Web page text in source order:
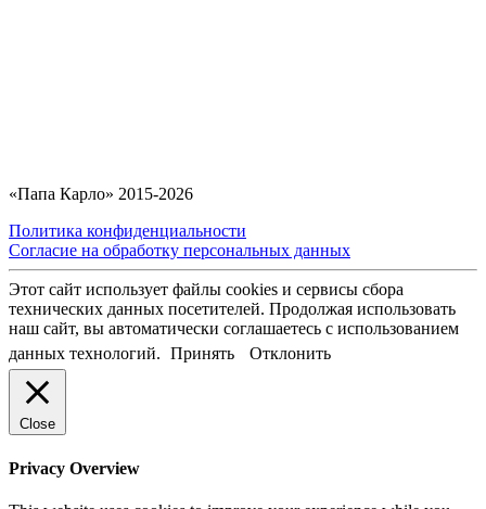
«Папа Карло» 2015-2026
Политика конфиденциальности
Согласие на обработку персональных данных
Этот сайт использует файлы cookies и сервисы сбора
технических данных посетителей. Продолжая использовать
наш сайт, вы автоматически соглашаетесь с использованием
данных технологий. Принять Отклонить
Close
Privacy Overview